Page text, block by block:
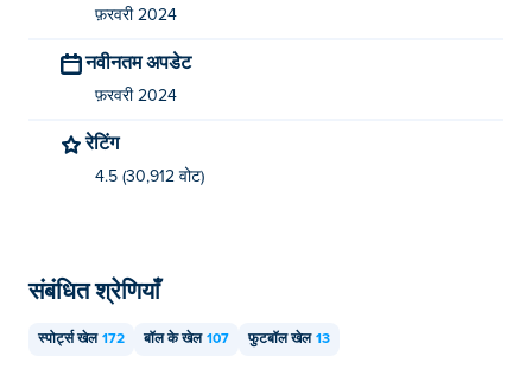
फ़रवरी 2024
नवीनतम अपडेट
फ़रवरी 2024
रेटिंग
4.5 (30,912 वोट)
संबंधित श्रेणियाँ
स्पोर्ट्स खेल 172 बॉल के खेल 107 फुटबॉल खेल 13